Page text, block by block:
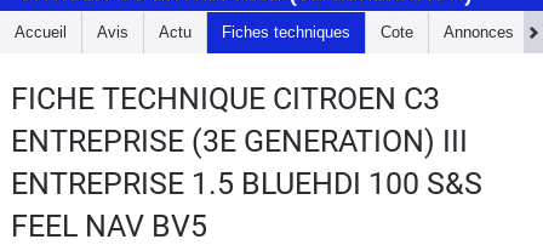
Essais
Guide
d'achat
Accueil Avis Actu Fiches techniques Cote Annonces
FICHE TECHNIQUE CITROEN C3
ENTREPRISE (3E GENERATION) III
ENTREPRISE 1.5 BLUEHDI 100 S&S
FEEL NAV BV5